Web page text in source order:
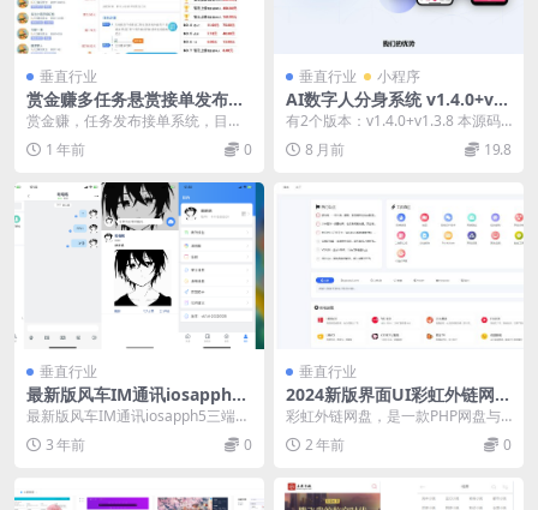
垂直行业
赏金赚多任务悬赏接单发布系
统源码带分销推广
赏金赚，任务发布接单系统，目前
最新最完善的一套源码，前后端全
开源无加密，支持会员...
1 年前 0
垂直行业 小程序
AI数字人分身系统 v1.4.0+v1.
3.8独立版 小程序端+H5端+W
EB端（uniapp开源端）
有2个版本：v1.4.0+v1.3.8 本源码
是一种基于人工智能技术的创新应
用，...8 月前 19.8
垂直行业
最新版风车IM通讯iosapph5
三端源码及视频教程
最新版风车IM通讯iosapph5三端源
码及视频教程 1.宝塔环境如下: Ng
i... 3 年前 0
垂直行业
2024新版界面UI彩虹外链网盘
PHP源码
彩虹外链网盘，是一款PHP网盘与
外链分享程序，支持所有格式文件
的上传，可以生成文...
2 年前 0